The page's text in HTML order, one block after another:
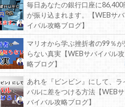
毎日あなたの銀行口座に86,400
が振り込まれます。【WEBサバ
イバル攻略ブログ】
マリオから学ぶ挫折者の99％が
らない真実【WEBサバイバル攻
略ブログ】
あれを『ビンビン』にして、ラ
バルに差をつける方法【WEBサ
バイバル攻略ブログ】